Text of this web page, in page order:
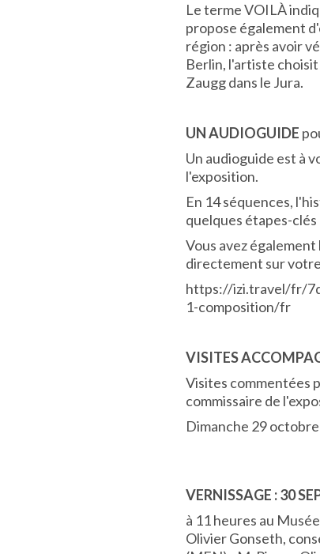
Le terme VOILÀ
propose également
région : après avoir
Berlin, l'artiste
Zaugg dans le Jura.
UN AUDIOGUIDE
Un audioguide est à
l'exposition.
En 14 séquences,
quelques étapes-
Vous avez
directement sur
https://izi.travel/fr/
1-composition/fr
VISITES
Visites commentées
commissaire de
Dimanche 29
VERNISSAGE : 30
à 11 heures au
Olivier Gonseth,